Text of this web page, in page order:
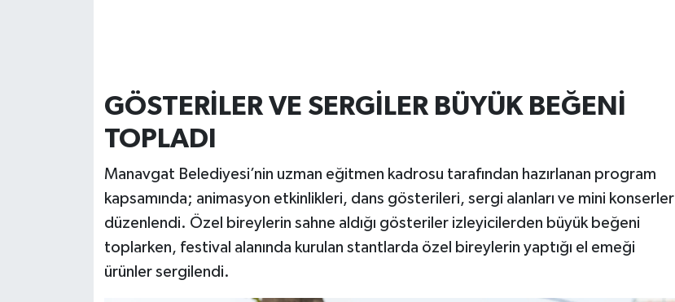
GÖSTERİLER VE SERGİLER BÜYÜK BEĞENİ
TOPLADI
Manavgat Belediyesi’nin uzman eğitmen kadrosu tarafından hazırlanan program
kapsamında; animasyon etkinlikleri, dans gösterileri, sergi alanları ve mini konserler
düzenlendi. Özel bireylerin sahne aldığı gösteriler izleyicilerden büyük beğeni
toplarken, festival alanında kurulan stantlarda özel bireylerin yaptığı el emeği
ürünler sergilendi.